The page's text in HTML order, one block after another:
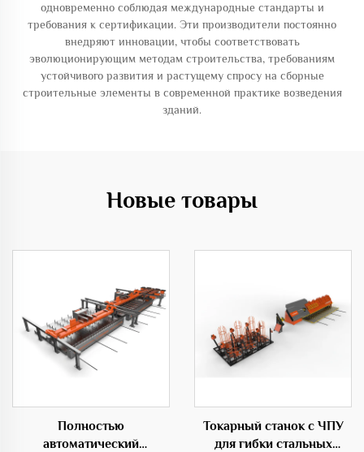
одновременно соблюдая международные стандарты и
требования к сертификации. Эти производители постоянно
внедряют инновации, чтобы соответствовать
эволюционирующим методам строительства, требованиям
устойчивого развития и растущему спросу на сборные
строительные элементы в современной практике возведения
зданий.
Новые товары
Полностью
автоматический
Токарный станок с ЧПУ
для гибки стальных